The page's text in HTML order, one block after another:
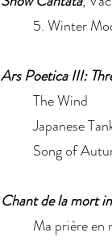
5. Winter
Ars Poetica III:
The Wind
Japanese
Song of
Chant de la mort
Ma prière en